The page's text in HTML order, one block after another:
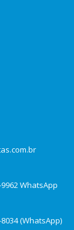
9962 WhatsApp
8034 (WhatsApp)